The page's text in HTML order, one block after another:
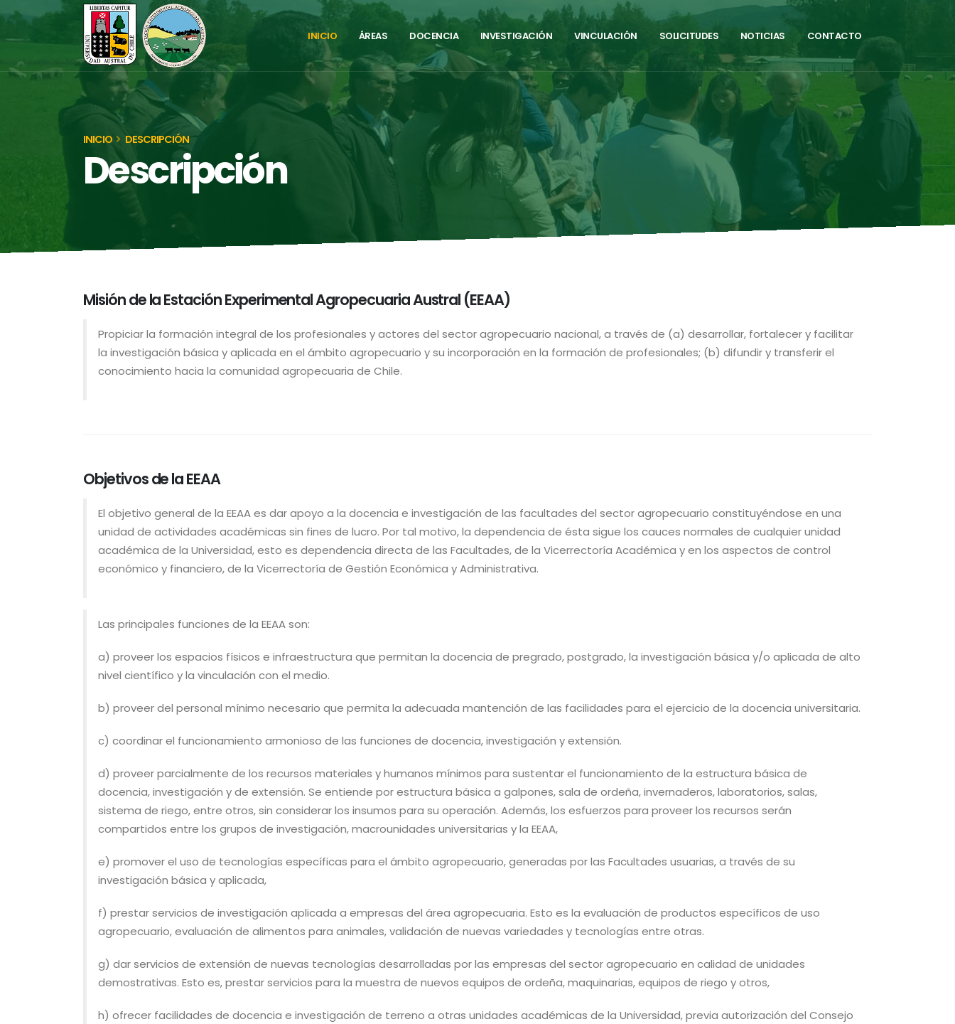
INICIO ÁREAS DOCENCIA INVESTIGACIÓN VINCULACIÓN SOLICITUDES NOTICIAS CONTACTO
INICIO DESCRIPCIÓN
Descripción
Misión de la Estación Experimental Agropecuaria Austral (EEAA)
Propiciar la formación integral de los profesionales y actores del sector agropecuario nacional, a través de (a) desarrollar, fortalecer y facilitar
la investigación básica y aplicada en el ámbito agropecuario y su incorporación en la formación de profesionales; (b) difundir y transferir el
conocimiento hacia la comunidad agropecuaria de Chile.
Objetivos de la EEAA
El objetivo general de la EEAA es dar apoyo a la docencia e investigación de las facultades del sector agropecuario constituyéndose en una
unidad de actividades académicas sin fines de lucro. Por tal motivo, la dependencia de ésta sigue los cauces normales de cualquier unidad
académica de la Universidad, esto es dependencia directa de las Facultades, de la Vicerrectoría Académica y en los aspectos de control
económico y financiero, de la Vicerrectoría de Gestión Económica y Administrativa.
Las principales funciones de la EEAA son:
a) proveer los espacios físicos e infraestructura que permitan la docencia de pregrado, postgrado, la investigación básica y/o aplicada de alto
nivel científico y la vinculación con el medio.
b) proveer del personal mínimo necesario que permita la adecuada mantención de las facilidades para el ejercicio de la docencia universitaria.
c) coordinar el funcionamiento armonioso de las funciones de docencia, investigación y extensión.
d) proveer parcialmente de los recursos materiales y humanos mínimos para sustentar el funcionamiento de la estructura básica de
docencia, investigación y de extensión. Se entiende por estructura básica a galpones, sala de ordeña, invernaderos, laboratorios, salas,
sistema de riego, entre otros, sin considerar los insumos para su operación. Además, los esfuerzos para proveer los recursos serán
compartidos entre los grupos de investigación, macrounidades universitarias y la EEAA,
e) promover el uso de tecnologías específicas para el ámbito agropecuario, generadas por las Facultades usuarias, a través de su
investigación básica y aplicada,
f) prestar servicios de investigación aplicada a empresas del área agropecuaria. Esto es la evaluación de productos específicos de uso
agropecuario, evaluación de alimentos para animales, validación de nuevas variedades y tecnologías entre otras.
g) dar servicios de extensión de nuevas tecnologías desarrolladas por las empresas del sector agropecuario en calidad de unidades
demostrativas. Esto es, prestar servicios para la muestra de nuevos equipos de ordeña, maquinarias, equipos de riego y otros,
h) ofrecer facilidades de docencia e investigación de terreno a otras unidades académicas de la Universidad, previa autorización del Consejo